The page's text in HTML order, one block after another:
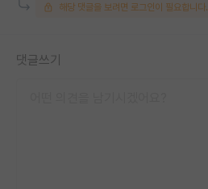
해당 댓글을 보려면 로그인이 필요합니다.
댓글쓰기